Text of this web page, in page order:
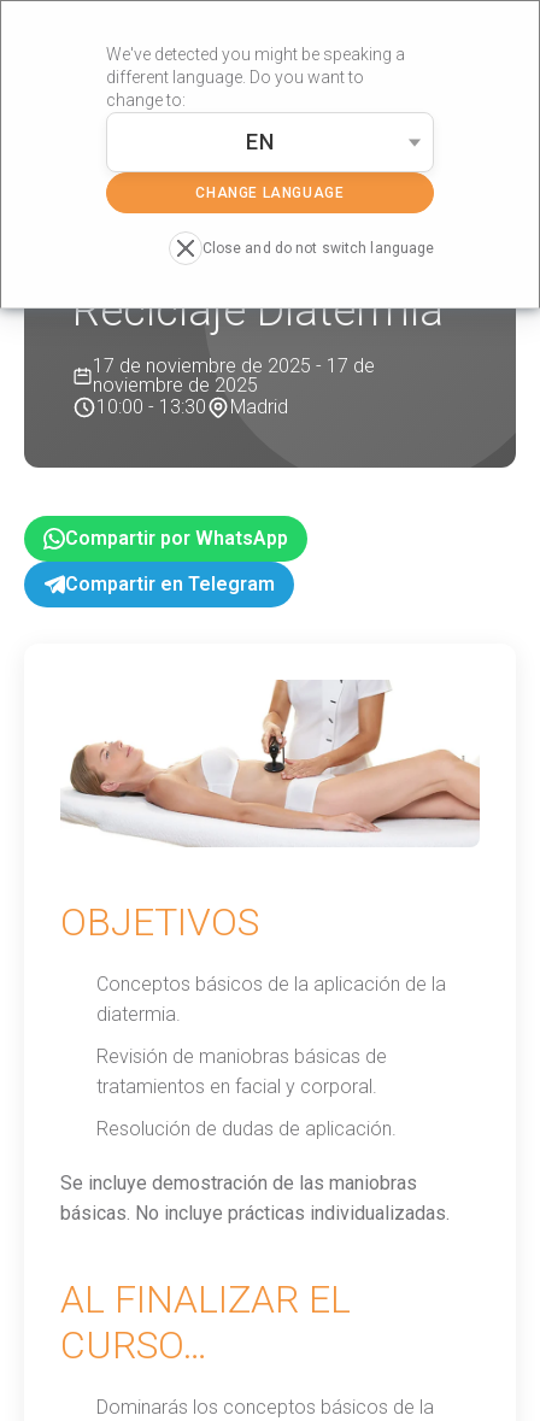
We've detected you might be speaking a
different language. Do you want to
change to:
EN
CHANGE LANGUAGE
Close and do not switch language
»
Reciclaje Diatermia
17 de noviembre de 2025 - 17 de
noviembre de 2025
10:00 - 13:30
Madrid
Compartir por WhatsApp
Compartir en Telegram
OBJETIVOS
Conceptos básicos de la aplicación de la
diatermia.
Revisión de maniobras básicas de
tratamientos en facial y corporal.
Resolución de dudas de aplicación.
Se incluye demostración de las maniobras
básicas. No incluye prácticas individualizadas.
AL FINALIZAR EL
CURSO…
Dominarás los conceptos básicos de la